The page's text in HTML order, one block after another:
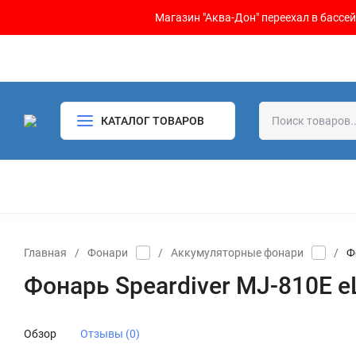
Магазин "Аква-Дон" переехал в
КАТАЛОГ ТОВАРОВ
Главная / Фонари / Аккумуляторные фонари /
Фонарь Speardiver MJ-810E
Обзор Отзывы (0)